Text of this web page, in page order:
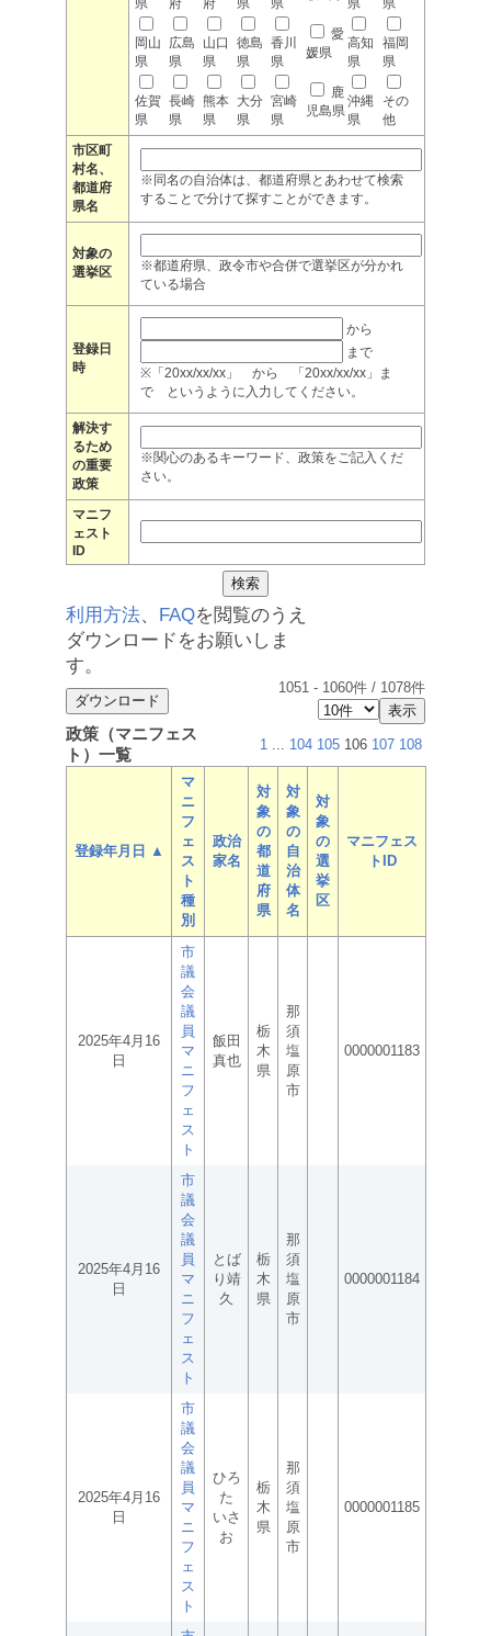
県
府
府
県
県
県
県
岡山
県
広島
県
山口
県
徳島
県
香川
県
愛
媛県
高知
県
福岡
県
佐賀
県
長崎
県
熊本
県
大分
県
宮崎
県
鹿
児島県
沖縄
県
その
他
市区町
村名、
都道府
県名
※同名の自治体は、都道府県とあわせて検索
することで分けて探すことができます。
対象の
選挙区
※都道府県、政令市や合併で選挙区が分かれ
ている場合
登録日
時
から
まで
※「20xx/xx/xx」 から 「20xx/xx/xx」ま
で というように入力してください。
解決す
るため
の重要
政策
※関心のあるキーワード、政策をご記入くだ
さい。
マニフ
ェスト
ID
利用方法、 FAQを閲覧のうえ
ダウンロードをお願いしま
す。
1051 - 1060件 / 1078件
政策（マニフェス
ト）一覧
1 ... 104 105 106 107 108
登録年月日 ▲
マ
ニ
フ
ェ
ス
ト
種
別
政治
家名
対
象
の
都
道
府
県
対
象
の
自
治
体
名
対
象
の
選
挙
区
マニフェス
トID
2025年4月16
日
市
議
会
議
員
マ
ニ
フ
ェ
ス
ト
飯田
真也
栃
木
県
那
須
塩
原
市
0000001183
2025年4月16
日
市
議
会
議
員
マ
ニ
フ
ェ
ス
ト
とば
り靖
久
栃
木
県
那
須
塩
原
市
0000001184
2025年4月16
日
市
議
会
議
員
マ
ニ
フ
ェ
ス
ト
ひろ
た
いさ
お
栃
木
県
那
須
塩
原
市
0000001185